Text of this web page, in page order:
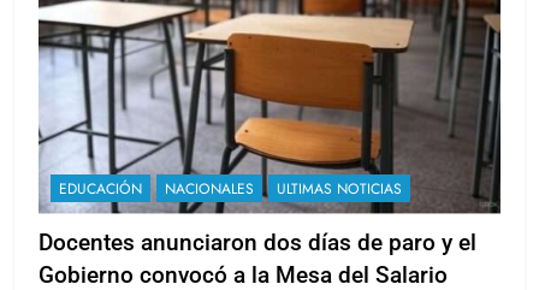
EDUCACIÓN NACIONALES ULTIMAS NOTICIAS
Docentes anunciaron dos días de paro y el
Gobierno convocó a la Mesa del Salario